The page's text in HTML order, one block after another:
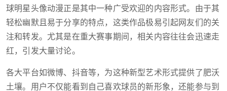
球明星头像动漫正是其中一种广受欢迎的内容形式。由于其
轻松幽默且易于分享的特点，这类作品极易引起网友们的关
注和转发。尤其是在重大赛事期间，相关内容往往会迅速走
红，引发大量讨论。
各大平台如微博、抖音等，为这种新型艺术形式提供了肥沃
土壤。用户不仅能看到自己喜欢球员的新形象，还能参与到